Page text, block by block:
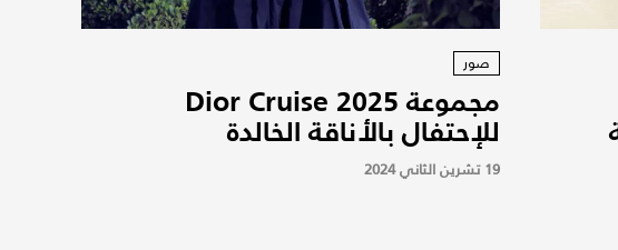
صور
مجموعة Dior Cruise 2025
للإحتفال بالأناقة الخالدة
19 تشرين الثاني 2024